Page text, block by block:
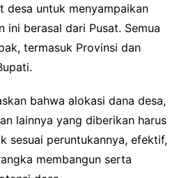
desa untuk menyampaikan
ini berasal dari Pusat. Semua
termasuk Provinsi dan
bahwa alokasi dana desa,
lainnya yang diberikan harus
sesuai peruntukannya, efektif,
membangun serta